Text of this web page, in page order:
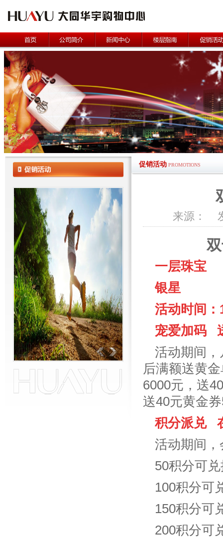
促销活动 PROMOTIONS
来源：
双十一
一层珠宝
银星
活动时间：
宠爱加码
活动期间
后满额送黄
6000元，送
送40元黄金
积分派兑
活动期间
50积分可
100积分可
150积分可
200积分可